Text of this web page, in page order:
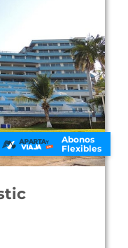
Abonos
Flexibles